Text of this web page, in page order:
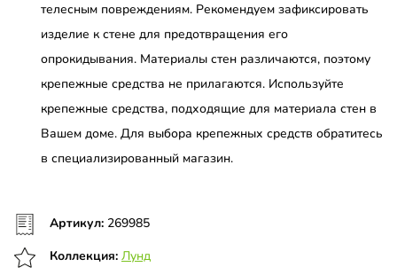
телесным повреждениям. Рекомендуем зафиксировать
изделие к стене для предотвращения его
опрокидывания. Материалы стен различаются, поэтому
крепежные средства не прилагаются. Используйте
крепежные средства, подходящие для материала стен в
Вашем доме. Для выбора крепежных средств обратитесь
в специализированный магазин.
Артикул: 269985
Коллекция: Лунд